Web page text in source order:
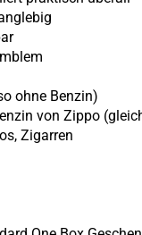
ohne Benzin)
von Zippo
Zigarren